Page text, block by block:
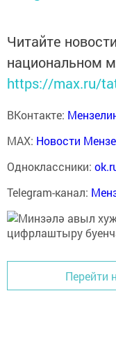
Читайте
национальном
https://max.ru/
ВКонтакте:
MAX: Новости
Одноклассники:
Telegram-канал:
Перейти